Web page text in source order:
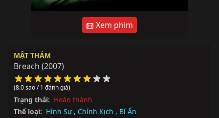
Xem phim
MẬT THÁM
Breach (2007)
(8.0 sao / 1 đánh giá)
Trạng thái: Hoàn thành
Thể loại: Hình Sự , Chính Kịch , Bí Ẩn